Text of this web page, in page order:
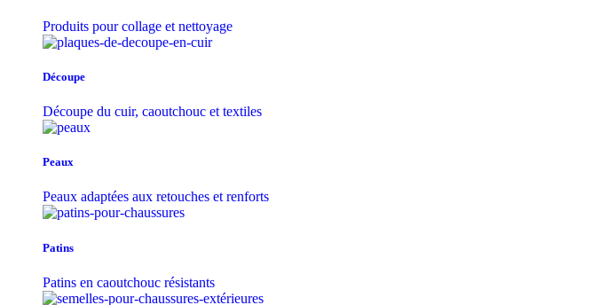
Produits pour collage et nettoyage
Découpe
Découpe du cuir, caoutchouc et textiles
Peaux
Peaux adaptées aux retouches et renforts
Patins
Patins en caoutchouc résistants